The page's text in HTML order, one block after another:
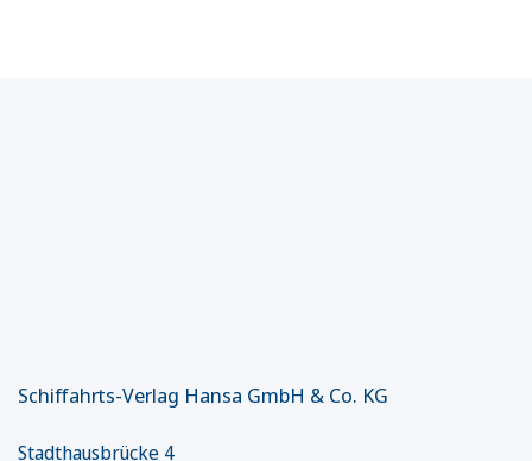
Schiffahrts-Verlag Hansa GmbH & Co. KG
Stadthausbrücke 4